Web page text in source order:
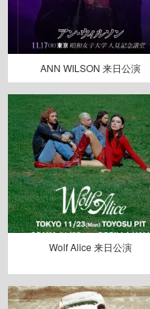
ANN WILSON 来日公演
Wolf Alice 来日公演